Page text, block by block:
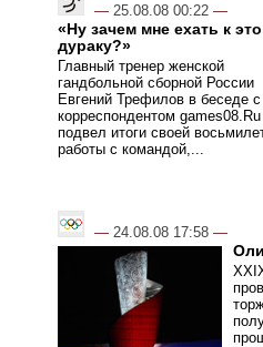
— 25.08.08 00:22 —
«Ну зачем мне ехать к
дураку?»
Главный тренер женской
гандбольной сборной России
Евгений Трефилов в беседе с
корреспондентом games08.Ru
подвел итоги своей
работы с командой,...
— 24.08.08 17:58 —